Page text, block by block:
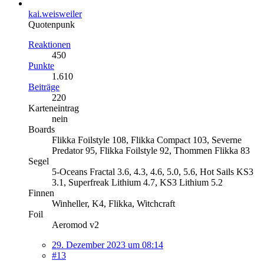
kai.weisweiler
Quotenpunk
Reaktionen
450
Punkte
1.610
Beiträge
220
Karteneintrag
nein
Boards
Flikka Foilstyle 108, Flikka Compact 103, Severne
Predator 95, Flikka Foilstyle 92, Thommen Flikka 83
Segel
5-Oceans Fractal 3.6, 4.3, 4.6, 5.0, 5.6, Hot Sails KS3
3.1, Superfreak Lithium 4.7, KS3 Lithium 5.2
Finnen
Winheller, K4, Flikka, Witchcraft
Foil
Aeromod v2
29. Dezember 2023 um 08:14
#13